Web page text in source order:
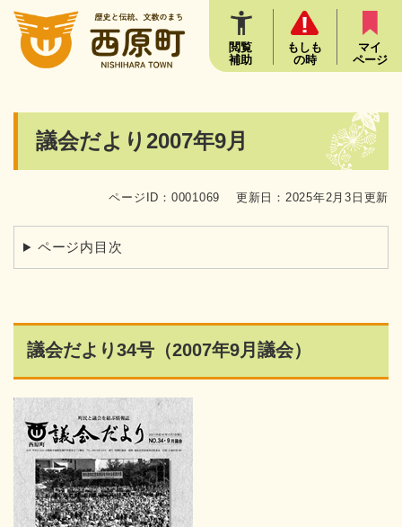
メニューを飛ばして本文へ
閲覧
補助
もしも
の時
マイ
ページ
議会だより2007年9月
ページID：0001069 更新日：2025年2月3日更新
ページ内目次
議会だより34号（2007年9月議会）